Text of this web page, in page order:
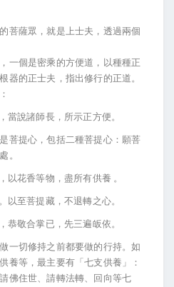
菩薩眾，就是上士夫，透過兩個
一個是密乘的方便道，以種種正
器的正士夫，指出修行的正道。
當說諸師長，所示正方便。
菩提心，包括二種菩提心：願菩
。
以花香等物，盡所有供養 。
以至菩提藏，不退轉之心。
恭敬合掌已，先三遍皈依。
一切修持之前都要做的行持。如
養等，最主要有「七支供養」：
佛住世、請轉法轉、回向等七